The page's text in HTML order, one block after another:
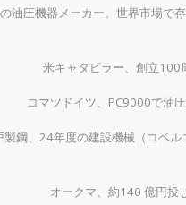
油圧機器メーカー、世界市場で
米キャタピラー、創立
コマツドイツ、PC9000で油
製鋼、24年度の建設機械（コベ
オークマ、約140 億円投